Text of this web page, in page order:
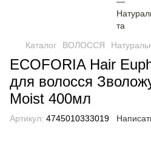
Каталог ВОЛОССЯ
ECOFORIA Hair
для волосся
Moist 400мл
Артикул: 4745010333019